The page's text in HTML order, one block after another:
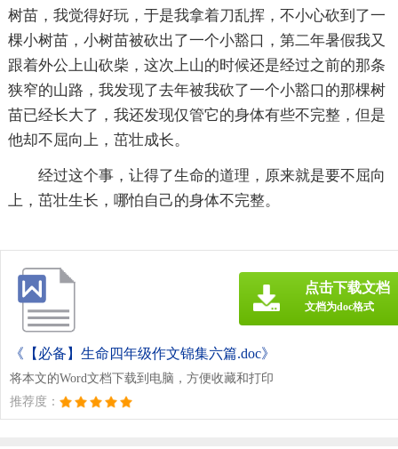
树苗，我觉得好玩，于是我拿着刀乱挥，不小心砍到了一
棵小树苗，小树苗被砍出了一个小豁口，第二年暑假我又
跟着外公上山砍柴，这次上山的时候还是经过之前的那条
狭窄的山路，我发现了去年被我砍了一个小豁口的那棵树
苗已经长大了，我还发现仅管它的身体有些不完整，但是
他却不屈向上，茁壮成长。
经过这个事，让得了生命的道理，原来就是要不屈向
上，茁壮生长，哪怕自己的身体不完整。
《【必备】生命四年级作文锦集六篇.doc》
将本文的Word文档下载到电脑，方便收藏和打印
推荐度：
点击下载文档
文档为doc格式